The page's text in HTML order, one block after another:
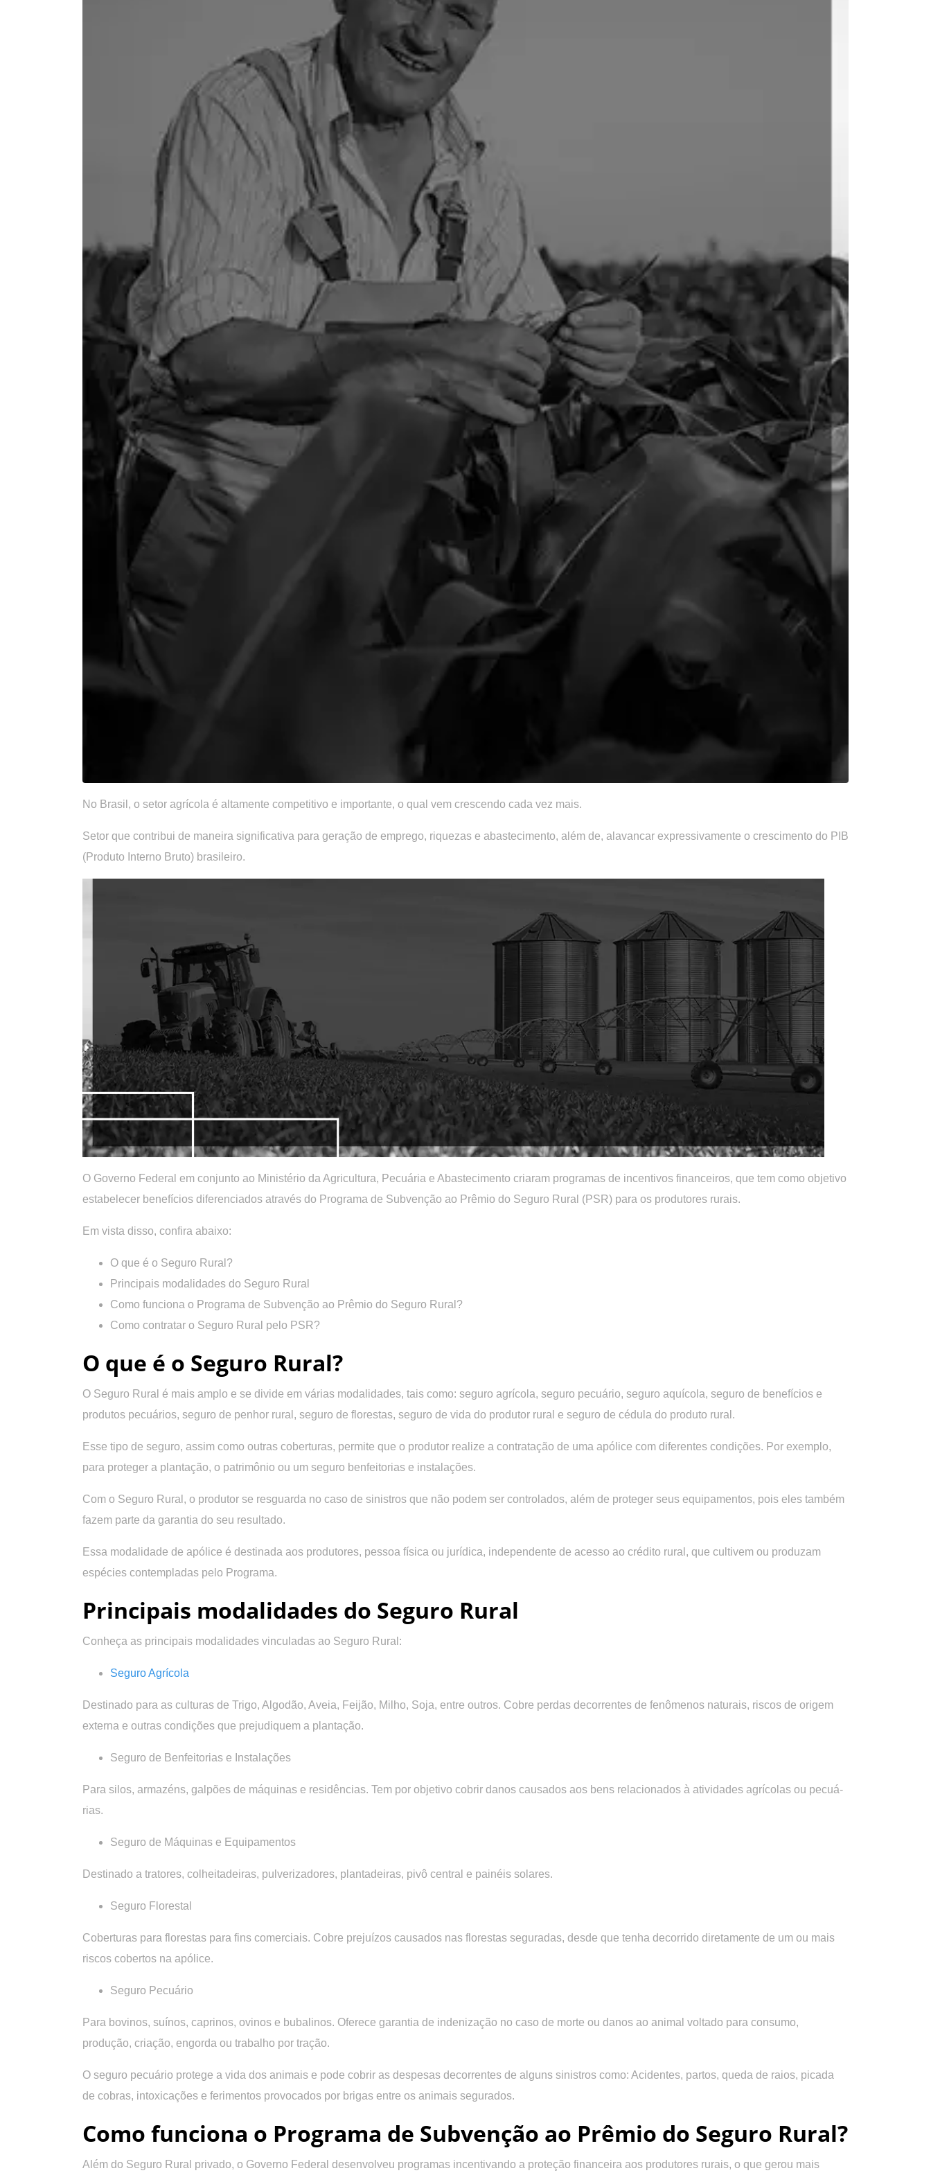
No Brasil, o setor agrícola é altamente competitivo e importante, o qual vem crescendo cada vez mais.
Setor que contribui de maneira significativa para geração de emprego, riquezas e abastecimento, além de, alavancar expressivamente o crescimento do PIB
(Produto Interno Bruto) brasileiro.
O Governo Federal em conjunto ao Ministério da Agricultura, Pecuária e Abastecimento criaram programas de incentivos financeiros, que tem como objetivo
estabelecer benefícios diferenciados através do Programa de Subvenção ao Prêmio do Seguro Rural (PSR) para os produtores rurais.
Em vista disso, confira abaixo:
O que é o Seguro Rural?
Principais modalidades do Seguro Rural
Como funciona o Programa de Subvenção ao Prêmio do Seguro Rural?
Como contratar o Seguro Rural pelo PSR?
O que é o Seguro Rural?
O Seguro Rural é mais amplo e se divide em várias modalidades, tais como: seguro agrícola, seguro pecuário, seguro aquícola, seguro de benefícios e
produtos pecuários, seguro de penhor rural, seguro de florestas, seguro de vida do produtor rural e seguro de cédula do produto rural.
Esse tipo de seguro, assim como outras coberturas, permite que o produtor realize a contratação de uma apólice com diferentes condições. Por exemplo,
para proteger a plantação, o patrimônio ou um seguro benfeitorias e instalações.
Com o Seguro Rural, o produtor se resguarda no caso de sinistros que não podem ser controlados, além de proteger seus equipamentos, pois eles também
fazem parte da garantia do seu resultado.
Essa modalidade de apólice é destinada aos produtores, pessoa física ou jurídica, independente de acesso ao crédito rural, que cultivem ou produzam
espécies contempladas pelo Programa.
Principais modalidades do Seguro Rural
Conheça as principais modalidades vinculadas ao Seguro Rural:
Seguro Agrícola
Destinado para as culturas de Trigo, Algodão, Aveia, Feijão, Milho, Soja, entre outros. Cobre perdas decorrentes de fenômenos naturais, riscos de origem
externa e outras condições que prejudiquem a plantação.
Seguro de Benfeitorias e Instalações
Para silos, armazéns, galpões de máquinas e residências. Tem por objetivo cobrir danos causados aos bens relacionados à atividades agrícolas ou pecuá­
rias.
Seguro de Máquinas e Equipamentos
Destinado a tratores, colheitadeiras, pulverizadores, plantadeiras, pivô central e painéis solares.
Seguro Florestal
Coberturas para florestas para fins comerciais. Cobre prejuízos causados nas florestas seguradas, desde que tenha decorrido diretamente de um ou mais
riscos cobertos na apólice.
Seguro Pecuário
Para bovinos, suínos, caprinos, ovinos e bubalinos. Oferece garantia de indenização no caso de morte ou danos ao animal voltado para consumo,
produção, criação, engorda ou trabalho por tração.
O seguro pecuário protege a vida dos animais e pode cobrir as despesas decorrentes de alguns sinistros como: Acidentes, partos, queda de raios, picada
de cobras, intoxicações e ferimentos provocados por brigas entre os animais segurados.
Como funciona o Programa de Subvenção ao Prêmio do Seguro Rural?
Além do Seguro Rural privado, o Governo Federal desenvolveu programas incentivando a proteção financeira aos produtores rurais, o que gerou mais